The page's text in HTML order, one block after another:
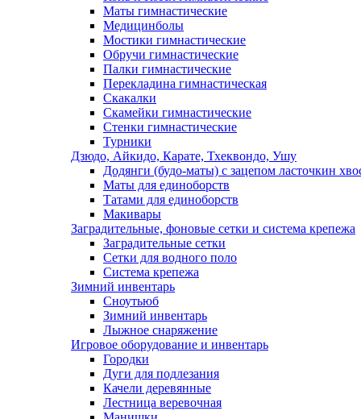
Маты гимнастические
Медицинболы
Мостики гимнастические
Обручи гимнастические
Палки гимнастические
Перекладина гимнастическая
Скакалки
Скамейки гимнастические
Стенки гимнастические
Турники
Дзюдо, Айкидо, Карате, Тхеквондо, Ушу
Додянги (будо-маты) с зацепом ласточкин
Маты для единоборств
Татами для единоборств
Макивары
Заградительные, фоновые сетки и система крепежа
Заградительные сетки
Сетки для водного поло
Система крепежа
Зимний инвентарь
Сноутьюб
Зимний инвентарь
Лыжное снаряжение
Игровое оборудование и инвентарь
Городки
Дуги для подлезания
Качели деревянные
Лестница веревочная